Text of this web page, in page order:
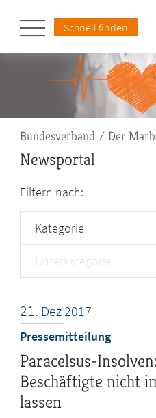
Schnell finden
Pfadnavigation
Bundesverband Der
Newsportal
Filtern nach:
Kategorie
Unterkategorie
21. Dez2017
Pressemitteilung
Paracelsus-
Beschäftigte nicht
lassen